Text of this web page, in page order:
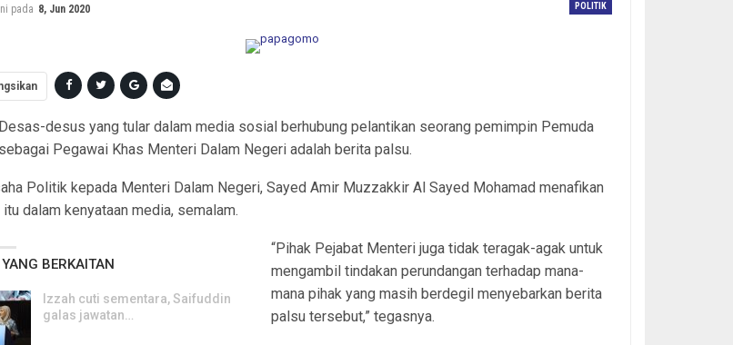
POLITIK
pada 8, Jun 2020
desus yang tular dalam media sosial berhubung pelantikan seorang pemimpin Pemuda
Pegawai Khas Menteri Dalam Negeri adalah berita palsu.
Politik kepada Menteri Dalam Negeri, Sayed Amir Muzzakkir Al Sayed Mohamad menafikan
itu dalam kenyataan media, semalam.
BERKAITAN
Izzah cuti sementara, Saifuddin
galas jawatan…
“Pihak Pejabat Menteri juga tidak teragak-agak untuk
mengambil tindakan perundangan terhadap mana-
mana pihak yang masih berdegil menyebarkan berita
palsu tersebut,” tegasnya.